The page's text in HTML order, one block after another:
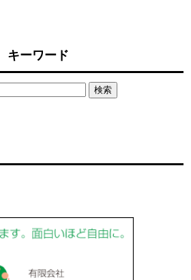
キーワード